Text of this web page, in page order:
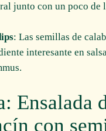
junto con un poco de
: Las semillas de
interesante en
Ensalada
con